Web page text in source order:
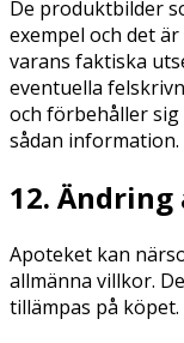
De produktbilder
exempel och det
varans faktiska
eventuella
och förbehåller
sådan information.
12.
Apoteket kan
allmänna villkor.
tillämpas på köpet.